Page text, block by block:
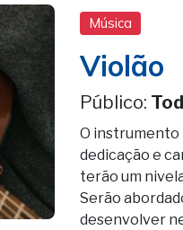
Música
Violão
Público:
O instrumento
dedicação e
terão um
Serão
desenvolver